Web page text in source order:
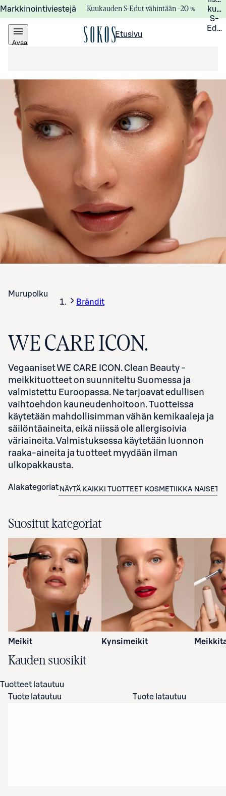
Markkinointiviestejä Kuukauden S-Edut vähintään –20 %
S-
Avaa
Etusivu
Murupolku
Brändit
WE CARE ICON.
Vegaaniset WE CARE ICON. Clean Beauty -
meikkituotteet on suunniteltu Suomessa ja
valmistettu Euroopassa. Ne tarjoavat edullisen
vaihtoehdon kauneudenhoitoon. Tuotteissa
käytetään mahdollisimman vähän kemikaaleja ja
säilöntäaineita, eikä niissä ole allergisoivia
väriaineita.Valmistuksessa käytetään luonnon
raaka-aineita ja tuotteet myydään ilman
ulkopakkausta.
Alakategoriat NÄYTÄ KAIKKI TUOTTEET KOSMETIIKKA NAISET
Suositut kategoriat
Meikit Kynsimeikit
Kauden suosikit
Tuotteet latautuu
Tuote latautuu
Tuote latautuu